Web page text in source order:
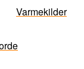
Varmekilder